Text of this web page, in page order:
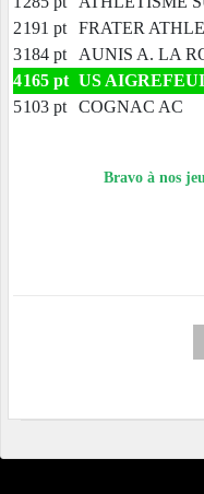
2191 pt
FRATER
3184 pt
AUNIS A. LA
4165 pt US
5103 pt COGNAC AC
Bravo à nos